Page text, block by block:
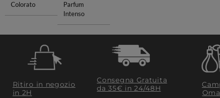
Colorato
Parfum
Intenso
Ritiro in negozio
in 2H
Consegna Gratuita
da 35€​ in 24/48H